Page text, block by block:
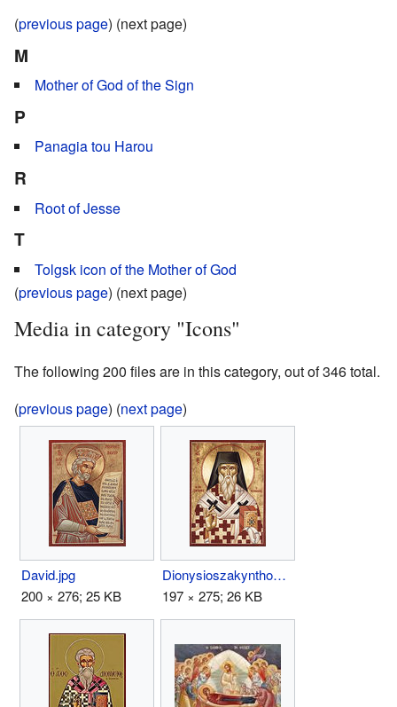
(previous page) (next page)
M
Mother of God of the Sign
P
Panagia tou Harou
R
Root of Jesse
T
Tolgsk icon of the Mother of God
(previous page) (next page)
Media in category "Icons"
The following 200 files are in this category, out of 346 total.
(previous page) (next page)
David.jpg
200 × 276; 25 KB
Dionysioszakynthos.jpg
197 × 275; 26 KB